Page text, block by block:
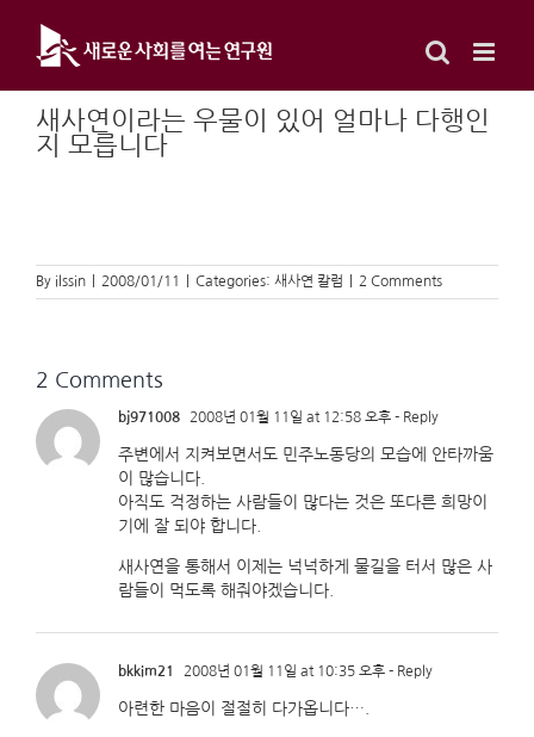
content
새사연이라는 우물이 있어 얼마나 다행인
지 모릅니다
By ilssin 2008/01/11 Categories: 새사연 칼럼 2 Comments
2 Comments
bj971008 2008년 01월 11일 at 12:58 오후 - Reply
주변에서 지켜보면서도 민주노동당의 모습에 안타까움
이 많습니다.
아직도 걱정하는 사람들이 많다는 것은 또다른 희망이
기에 잘 되야 합니다.
새사연을 통해서 이제는 넉넉하게 물길을 터서 많은 사
람들이 먹도록 해줘야겠습니다.
bkkim21 2008년 01월 11일 at 10:35 오후 - Reply
아련한 마음이 절절히 다가옵니다….